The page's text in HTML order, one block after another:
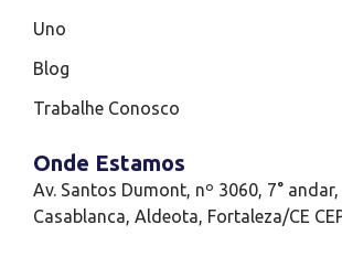
Uno
Blog
Trabalhe Conosco
Onde Estamos
Av. Santos Dumont, nº 3060, 7° andar,
Casablanca, Aldeota, Fortaleza/CE